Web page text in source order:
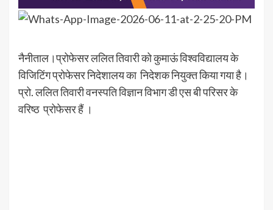
नैनीताल।प्रोफेसर ललित तिवारी को कुमाऊं विश्वविद्यालय के
विजिटिंग प्रोफेसर निदेशालय का निदेशक नियुक्त किया गया है।
प्रो. ललित तिवारी वनस्पति विज्ञान विभाग डी एस बी परिसर के
वरिष्ठ प्रोफेसर हैं ।